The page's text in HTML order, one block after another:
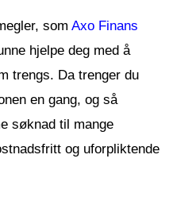
som Axo Finans
hjelpe deg med å
trengs. Da trenger du
en gang, og så
søknad til mange
og uforpliktende